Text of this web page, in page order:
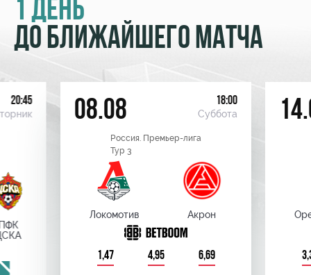
1 ДЕНЬ
ДО БЛИЖАЙШЕГО МАТЧА
20:45 08.08 18:00
Суббота
Россия. Премьер-лига
Тур 3
Локомотив Акрон
1,47 4,95 6,69